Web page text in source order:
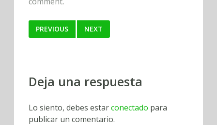
PREVIOUS NEXT
Deja una respuesta
Lo siento, debes estarconectado para
publicar un comentario.